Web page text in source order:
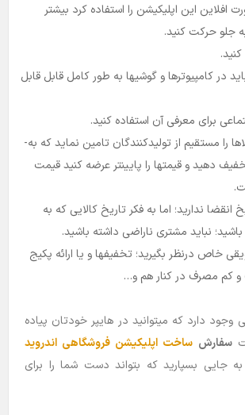
افلاین این اپلیکیشن را استفاده کرد بیشتر
جلو حرکت کنید.
در کامپیوترها و گوشیها به طور کامل قابل قابل
برای معرفی آن استفاده کنید.
سعی نمایید کالاها را مستقیم از تولیدکنندگان تامین نماید که به­
دهید و قیمتها را پایینتر عرضه کنید قیمت
ندارید؛ اما به فکر تاریخ کالایی که به
نباید مشتری ناراضی داشته باشید.
خاص درنظر بگیرید؛ تخفیفها و یا ارائه پکیج
و کم مصرف در کنار هم و…
وجود دارد که میتوانید در هایپر خودتان پیاده
سفارش ساخت اپلیکیشن فروشگاهی اندروید
به جایی بسپارید که بتواند دست شما را برای